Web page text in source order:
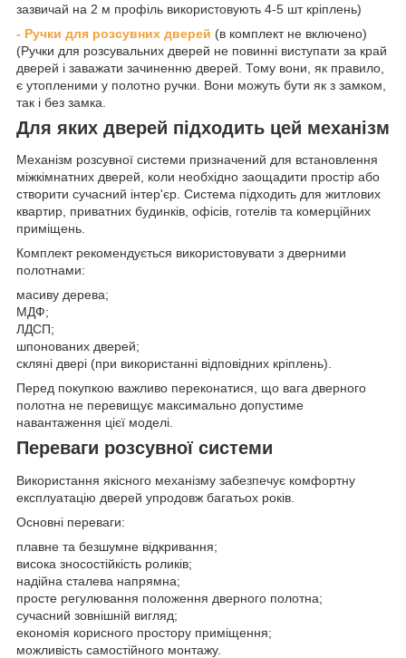
зазвичай на 2 м профіль використовують 4-5 шт кріплень)
- Ручки для розсувних дверей (в комплект не включено)
(Ручки для розсувальних дверей не повинні виступати за край
дверей і заважати зачиненню дверей. Тому вони, як правило,
є утопленими у полотно ручки. Вони можуть бути як з замком,
так і без замка.
Для яких дверей підходить цей механізм
Механізм розсувної системи призначений для встановлення
міжкімнатних дверей, коли необхідно заощадити простір або
створити сучасний інтер'єр. Система підходить для житлових
квартир, приватних будинків, офісів, готелів та комерційних
приміщень.
Комплект рекомендується використовувати з дверними
полотнами:
масиву дерева;
МДФ;
ЛДСП;
шпонованих дверей;
скляні двері (при використанні відповідних кріплень).
Перед покупкою важливо переконатися, що вага дверного
полотна не перевищує максимально допустиме
навантаження цієї моделі.
Переваги розсувної системи
Використання якісного механізму забезпечує комфортну
експлуатацію дверей упродовж багатьох років.
Основні переваги:
плавне та безшумне відкривання;
висока зносостійкість роликів;
надійна сталева напрямна;
просте регулювання положення дверного полотна;
сучасний зовнішній вигляд;
економія корисного простору приміщення;
можливість самостійного монтажу.